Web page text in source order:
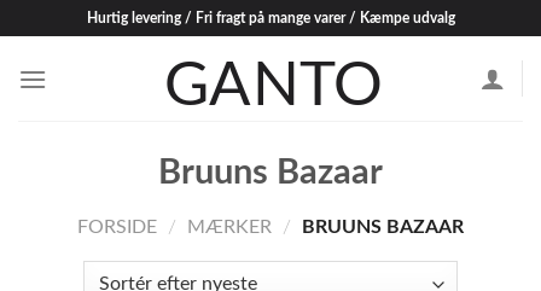
content
Hurtig levering / Fri fragt på mange varer / Kæmpe udvalg
Bruuns Bazaar
FORSIDE / MÆRKER / BRUUNS BAZAAR